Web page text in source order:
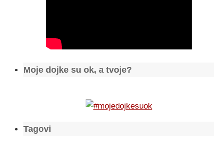
Moje dojke su ok, a tvoje?
Tagovi